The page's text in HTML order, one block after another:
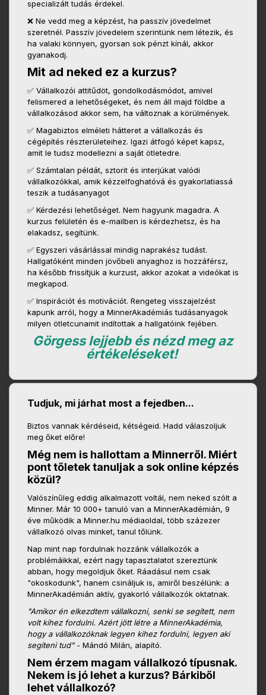
specializált tudás érdekel.
❌ Ne vedd meg a képzést, ha passzív jövedelmet
szeretnél. Passzív jövedelem szerintünk nem létezik, és
ha valaki könnyen, gyorsan sok pénzt kínál, akkor
gyanakodj.
Mit ad neked ez a kurzus?
✅ Vállalkozói attitűdöt, gondolkodásmódot, amivel
felismered a lehetőségeket, és nem áll majd földbe a
vállalkozásod akkor sem, ha változnak a körülmények.
✅ Magabiztos elméleti hátteret a vállalkozás és
cégépítés részterületeihez. Igazi átfogó képet kapsz,
amit le tudsz modellezni a saját ötletedre.
✅ Számtalan példát, sztorit és interjúkat valódi
vállalkozókkal, amik kézzelfoghatóvá és gyakorlatiassá
teszik a tudásanyagot
✅ Kérdezési lehetőséget. Nem hagyunk magadra. A
kurzus felületén és e-mailben is kérdezhetsz, és ha
elakadsz, segítünk.
✅ Egyszeri vásárlással mindig naprakész tudást.
Hallgatóként minden jövőbeli anyaghoz is hozzáférsz,
ha később frissítjük a kurzust, akkor azokat a videókat is
megkapod.
✅ Inspirációt és motivációt. Rengeteg visszajelzést
kapunk arról, hogy a MinnerAkadémiás tudásanyagok
milyen ötletcunamit indítottak a hallgatóink fejében.
Görgess lejjebb és nézd meg az
értékeléseket!
Tudjuk, mi járhat most a fejedben...
Biztos vannak kérdéseid, kétségeid. Hadd válaszoljuk
meg őket előre!
Még nem is hallottam a Minnerről. Miért
pont tőletek tanuljak a sok online képzés
közül?
Valószínűleg eddig alkalmazott voltál, nem neked szólt a
Minner. Már 10 000+ tanuló van a MinnerAkadémián, 9
éve működik a Minner.hu médiaoldal, több százezer
vállalkozó olvas minket, tanul tőlünk.
Nap mint nap fordulnak hozzánk vállalkozók a
problémáikkal, ezért nagy tapasztalatot szereztünk
abban, hogy megoldjuk őket. Ráadásul nem csak
"okoskodunk", hanem csináljuk is, amiről beszélünk: a
MinnerAkadémián aktív, gyakorló vállalkozók oktatnak.
"Amikor én elkezdtem vállalkozni, senki se segített, nem
volt kihez fordulni. Azért jött létre a MinnerAkadémia,
hogy a vállalkozóknak legyen kihez fordulni, legyen aki
segíteni tud" - Mándó Milán, alapító.
Nem érzem magam vállalkozó típusnak.
Nekem is jó lehet a kurzus? Bárkiből
lehet vállalkozó?